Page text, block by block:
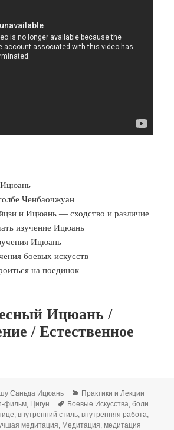
Ченбаочжуан
и Ицюань — сходство и различие
изучение Ицюань
Ицюань
боевых искусств
на поединок
Ицюань /
/ Естественное
Саньда Ицюань Рубрики
Практики и Лекции
фильм, Цигун Метки
Боевые Искусства,боли
,внутренний стиль,внутренняя работа,
медитация, Медитация,медитация